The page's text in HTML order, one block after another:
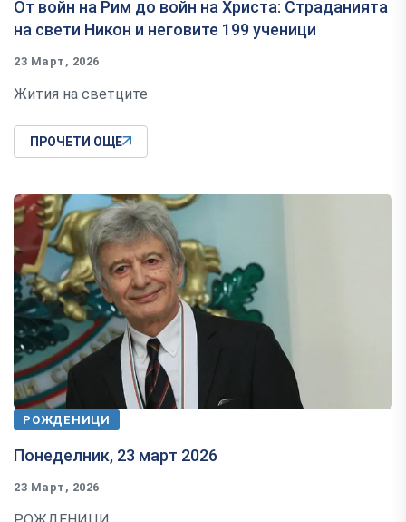
От войн на Рим до войн на Христа: Страданията
на свети Никон и неговите 199 ученици
23 Март, 2026
Жития на светците
ПРОЧЕТИ ОЩЕ
РОЖДЕНИЦИ
Понеделник, 23 март 2026
23 Март, 2026